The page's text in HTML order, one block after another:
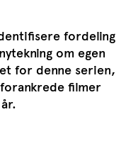
fordeling
om egen
for denne serien,
filmer